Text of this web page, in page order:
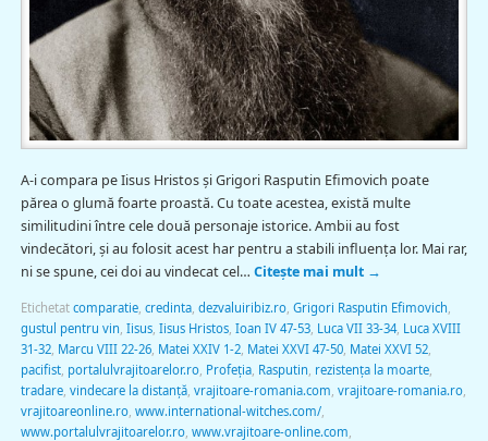
A-i compara pe Iisus Hristos şi Grigori Rasputin Efimovich poate
părea o glumă foarte proastă. Cu toate acestea, există multe
similitudini între cele două personaje istorice. Ambii au fost
vindecători, şi au folosit acest har pentru a stabili influenţa lor. Mai rar,
ni se spune, cei doi au vindecat cel… Citește mai mult →
Etichetat comparatie, credinta, dezvaluiribiz.ro, Grigori Rasputin Efimovich
gustul pentru vin Iisus, Iisus Hristos, Ioan IV 47-53, Luca VII 33-34, Luca XVIII
31-32, Marcu VIII 22-26, Matei XXIV 1-2, Matei XXVI 47-50, Matei XXVI 52,
pacifist, portalulvrajitoarelor.ro, Profeţia, Rasputin rezistenţa la moarte,
tradare, vindecare la distanţă, vrajitoare-romania.com vrajitoare-romania.ro,
vrajitoareonline.ro, www.international-witches.com/,
www.portalulvrajitoarelor.ro, www.vrajitoare-online.com